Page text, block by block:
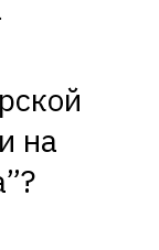
на